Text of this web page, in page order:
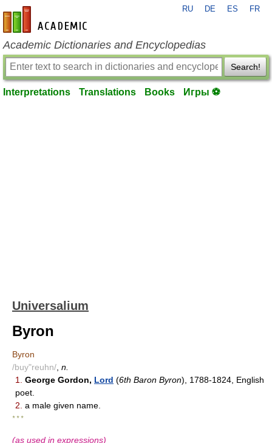
en-academic.com
RU DE ES FR
Academic Dictionaries and Encyclopedias
Search!
Interpretations Translations Books Игры ⚽
Universalium
Byron
Byron
/buy"reuhn/ n.
1.
George Gordon, Lord (6th Baron Byron), 1788-1824, English
poet.
2. a male given name.
* * *
(as used in expressions)